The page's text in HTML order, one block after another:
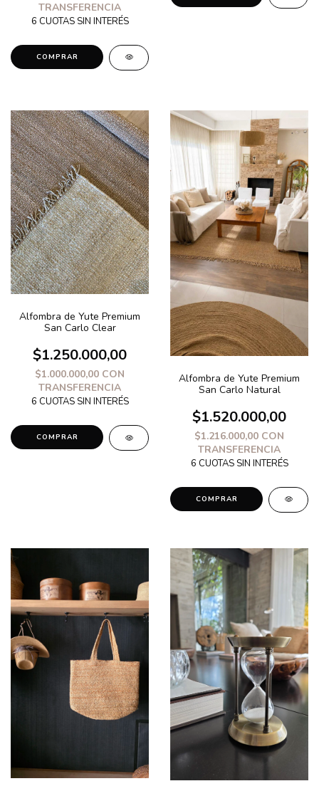
TRANSFERENCIA
Alfombra de Yute Premium
San Carlo Clear
$1.250.000,00
$1.000.000,00 CON
TRANSFERENCIA
COMPRAR
Alfombra de Yute Premium
San Carlo Natural
$1.520.000,00
$1.216.000,00 CON
TRANSFERENCIA
COMPRAR